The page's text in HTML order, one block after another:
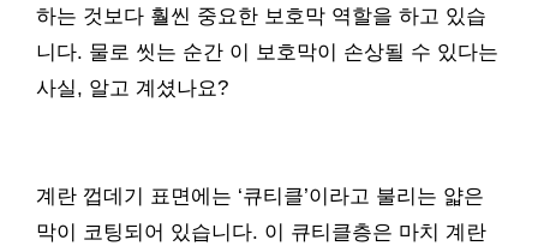
하는 것보다 훨씬 중요한 보호막 역할을 하고 있습
니다. 물로 씻는 순간 이 보호막이 손상될 수 있다는
사실, 알고 계셨나요?
계란 껍데기 표면에는 ‘큐티클’이라고 불리는 얇은
막이 코팅되어 있습니다. 이 큐티클층은 마치 계란